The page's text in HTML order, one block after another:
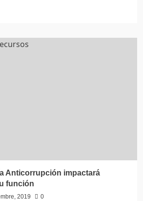
Anticorrupción impactará
función
2019 0